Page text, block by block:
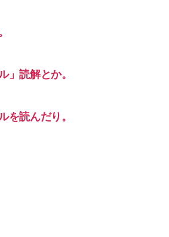
」読解とか。
を読んだり。